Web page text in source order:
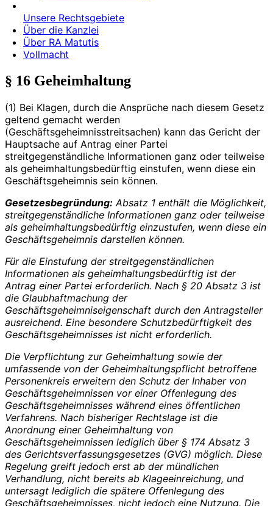
Unsere Rechtsgebiete
Über die Kanzlei
Über RA Matutis
Vollmacht
§ 16 Geheimhaltung
(1) Bei Klagen, durch die Ansprüche nach diesem Gesetz
geltend gemacht werden
(Geschäftsgeheimnisstreitsachen) kann das Gericht der
Hauptsache auf Antrag einer Partei
streitgegenständliche Informationen ganz oder teilweise
als geheimhaltungsbedürftig einstufen, wenn diese ein
Geschäftsgeheimnis sein können.
Gesetzesbegründung: Absatz 1 enthält die Möglichkeit,
streitgegenständliche Informationen ganz oder teilweise
als geheimhaltungsbedürftig einzustufen, wenn diese ein
Geschäftsgeheimnis darstellen können.
Für die Einstufung der streitgegenständlichen
Informationen als geheimhaltungsbedürftig ist der
Antrag einer Partei erforderlich. Nach § 20 Absatz 3 ist
die Glaubhaftmachung der
Geschäftsgeheimniseigenschaft durch den Antragsteller
ausreichend. Eine besondere Schutzbedürftigkeit des
Geschäftsgeheimnisses ist nicht erforderlich.
Die Verpflichtung zur Geheimhaltung sowie der
umfassende von der Geheimhaltungspflicht betroffene
Personenkreis erweitern den Schutz der Inhaber von
Geschäftsgeheimnissen vor einer Offenlegung des
Geschäftsgeheimnisses während eines öffentlichen
Verfahrens. Nach bisheriger Rechtslage ist die
Anordnung einer Geheimhaltung von
Geschäftsgeheimnissen lediglich über § 174 Absatz 3
des Gerichtsverfassungsgesetzes (GVG) möglich. Diese
Regelung greift jedoch erst ab der mündlichen
Verhandlung, nicht bereits ab Klageeinreichung, und
untersagt lediglich die spätere Offenlegung des
Geschäftsgeheimnisses, nicht jedoch eine Nutzung. Die